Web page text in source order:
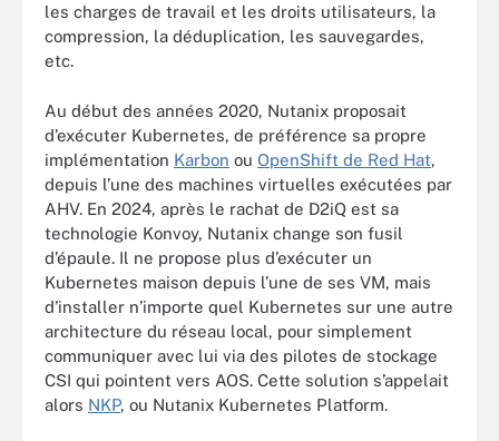
les charges de travail et les droits utilisateurs, la
compression, la déduplication, les sauvegardes,
etc.
Au début des années 2020, Nutanix proposait
d’exécuter Kubernetes, de préférence sa propre
implémentation Karbon ou OpenShift de Red Hat,
depuis l’une des machines virtuelles exécutées par
AHV. En 2024, après le rachat de D2iQ est sa
technologie Konvoy, Nutanix change son fusil
d’épaule. Il ne propose plus d’exécuter un
Kubernetes maison depuis l’une de ses VM, mais
d’installer n’importe quel Kubernetes sur une autre
architecture du réseau local, pour simplement
communiquer avec lui via des pilotes de stockage
CSI qui pointent vers AOS. Cette solution s’appelait
alors NKP, ou Nutanix Kubernetes Platform.